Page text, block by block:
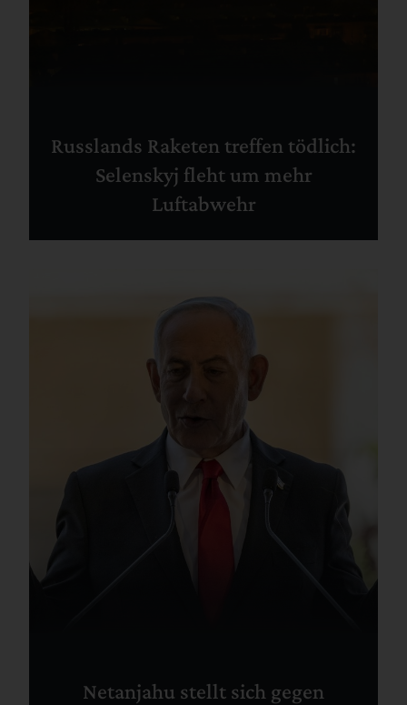
Russlands Raketen treffen tödlich:
Selenskyj fleht um mehr
Luftabwehr
Netanjahu stellt sich gegen